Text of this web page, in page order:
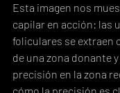
Esta imagen nos
capilar en acción: las
foliculares se extraen
de una zona donante
precisión en la zona